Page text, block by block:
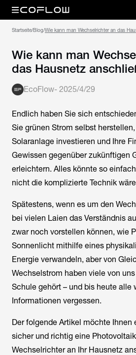
Startseite/Blog/Wie kann man Wechselrichter an das
Wie kann man
das Hausnetz
EcoFlow- 2025/4/29
Endlich haben Sie sich
Sie grünen Strom selbst
Solaranlage investieren und Ihre
Gewissen gegenüber zukünftigen
erleichtern. Alles könnte so
nicht die komplizierte Technik
Spätestens, wenn es um den
bei vielen Laien das Verständnis
zwar noch vorstellen können, wie
Sonnenlicht mithilfe eines
Energie verwandeln, aber von
Wechselstrom haben viele von
Schule gehört – und bis heute alle
Informationen vergessen.
Der folgende Artikel möchte Ihnen
sicher und richtig eine
Wechselrichter an Ihr Hausnetz